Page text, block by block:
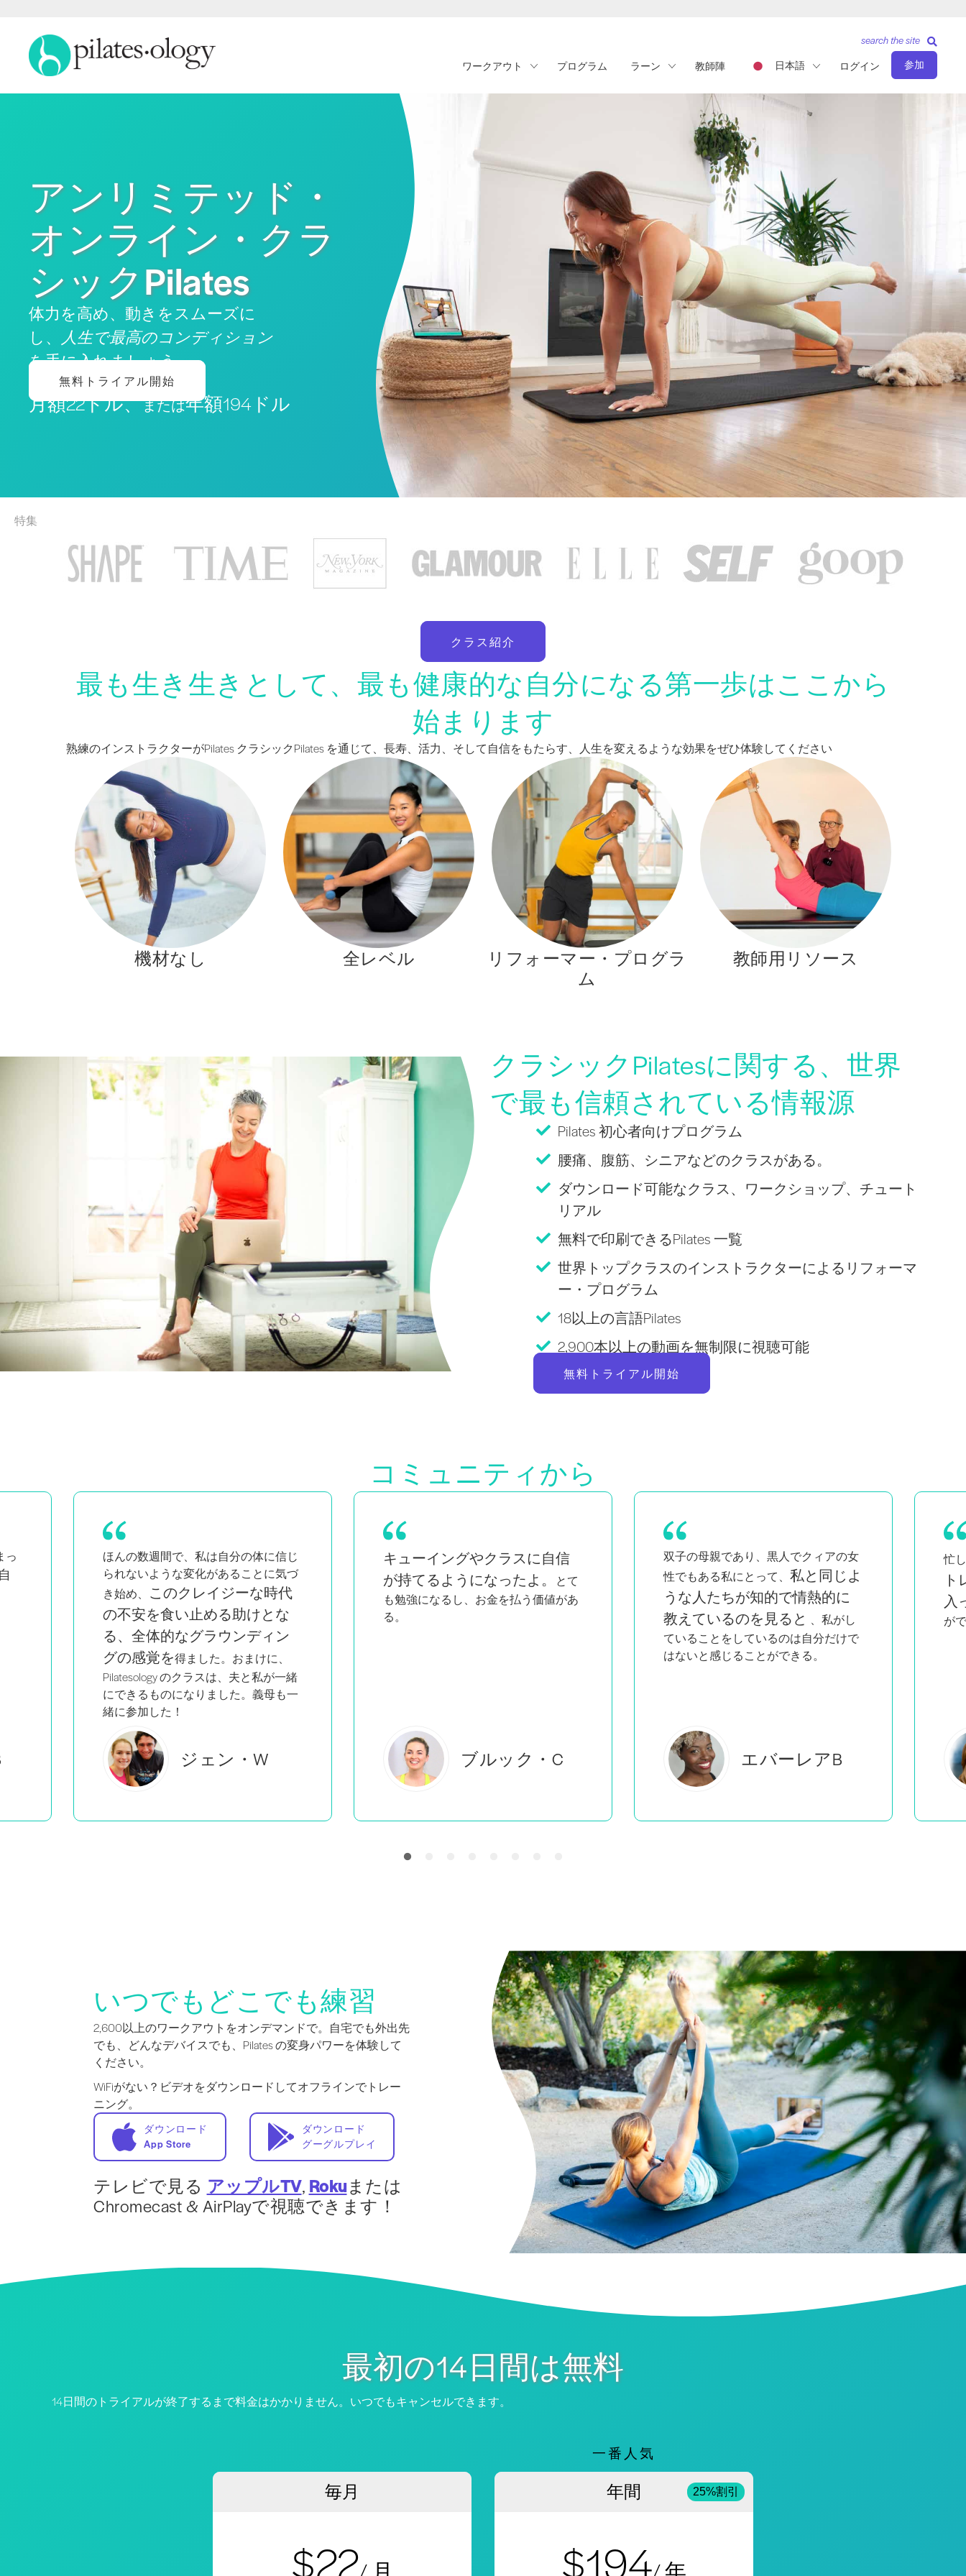
ワークアウト プログラム ラーン 教師陣 日本語 ログイン 参加
search the site
アンリミテッド・
オンライン・クラ
シックPilates
体力を高め、動きをスムーズに
し、
人生で最高のコンディション
を手に入れましょう
無料トライアル開始
月額22ドル、または年額194ドル
特集
クラス紹介
最も生き生きとして、最も健康的な自分になる第一歩はここから
始まります
熟練のインストラクターがPilates クラシックPilates を通じて、長寿、活力、そして自信をもたらす、人生を変えるような効果をぜひ体験してください
機材なし 全レベル
リフォーマー・プログラ
ム
教師用リソース
クラシックPilatesに関する、世界
で最も信頼されている情報源
Pilates 初心者向けプログラム
腰痛、腹筋、シニアなどのクラスがある。
ダウンロード可能なクラス、ワークショップ、チュート
リアル
無料で印刷できるPilates 一覧
世界トップクラスのインストラクターによるリフォーマ
ー・プログラム
18以上の言語Pilates
2,900本以上の動画を無制限に視聴可能
無料トライアル開始
コミュニティから
じ
キューイングやクラスに自信
が持てるようになったよ。とて
も勉強になるし、お金を払う価値があ
る。
ブルック・C
双子の母親であり、黒人でクィアの女
性でもある私にとって、私と同じよ
うな人たちが知的で情熱的に
教えているのを見ると
エバーレアB
忙しい母親として、 自宅で簡単に
トレーニングできるのが気に
入っています。毎日通い続けること
ができる！
エステル・S
り
具
いつでもどこでも練習
2,600以上のワークアウトをオンデマンドで。自宅でも外出先
でも、どんなデバイスでも、Pilates の変身パワーを体験して
ください。
WiFiがない？ビデオをダウンロードしてオフラインでトレー
ニング。
ダウンロード
App Store
ダウンロード
グーグルプレイ
テレビで見る アップルTV, Rokuまたは
Chromecast & AirPlayで視聴できます！
最初の14日間は無料
14日間のトライアルが終了するまで料金はかかりません。いつでもキャンセルできます。
毎月
$22
一番人気
年間 25%割引
$194